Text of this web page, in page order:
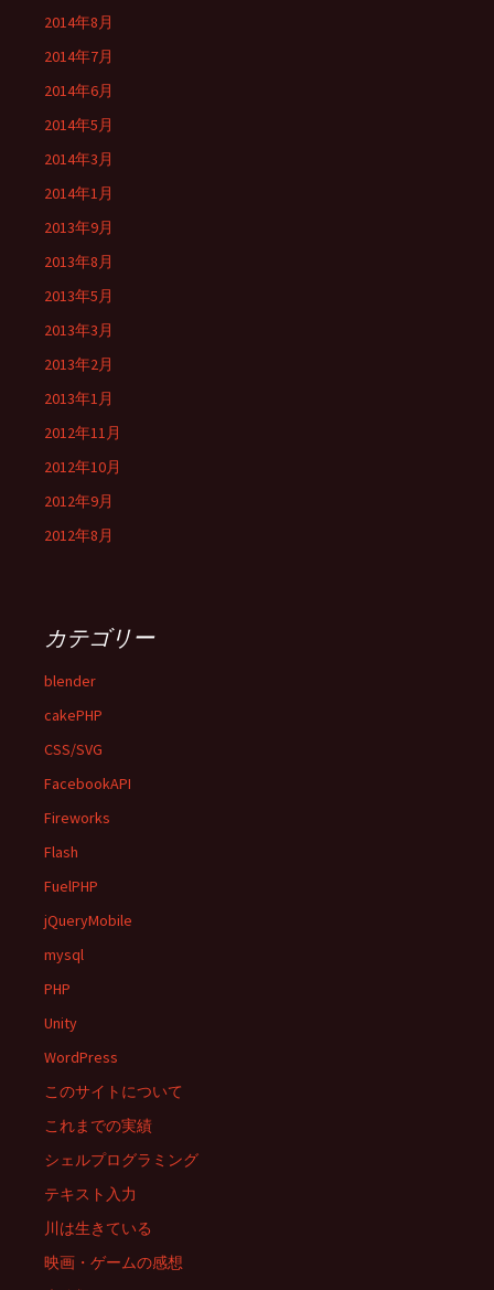
2014年8月
2014年7月
2014年6月
2014年5月
2014年3月
2014年1月
2013年9月
2013年8月
2013年5月
2013年3月
2013年2月
2013年1月
2012年11月
2012年10月
2012年9月
2012年8月
カテゴリー
blender
cakePHP
CSS/SVG
FacebookAPI
Fireworks
Flash
FuelPHP
jQueryMobile
mysql
PHP
Unity
WordPress
このサイトについて
これまでの実績
シェルプログラミング
テキスト入力
川は生きている
映画・ゲームの感想